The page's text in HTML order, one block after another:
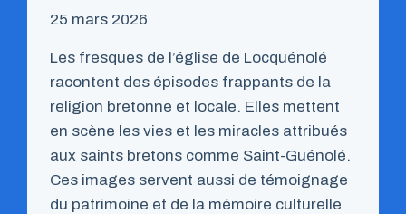
25 mars 2026
Les fresques de l’église de Locquénolé
racontent des épisodes frappants de la
religion bretonne et locale. Elles mettent
en scène les vies et les miracles attribués
aux saints bretons comme Saint-Guénolé.
Ces images servent aussi de témoignage
du patrimoine et de la mémoire culturelle